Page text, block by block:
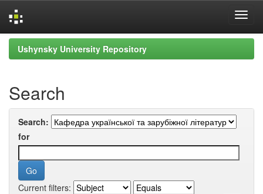
Skip
navigation
Ushynsky University Repository
Search
Search:
for
Current filters: